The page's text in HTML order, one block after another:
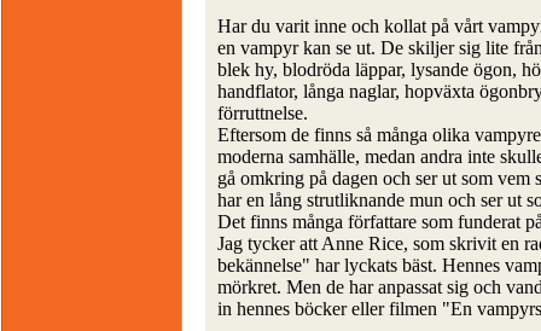
Har du varit inne och kollat på vårt
en vampyr kan se ut. De skiljer sig lite
blek hy, blodröda läppar, lysande ögon,
handflator, långa naglar, hopväxta
förruttnelse.
Eftersom de finns så många olika
moderna samhälle, medan andra inte
gå omkring på dagen och ser ut som
har en lång strutliknande mun och ser ut
Det finns många författare som funderat
Jag tycker att Anne Rice, som skrivit en
bekännelse" har lyckats bäst. Hennes
mörkret. Men de har anpassat sig och
in hennes böcker eller filmen "En